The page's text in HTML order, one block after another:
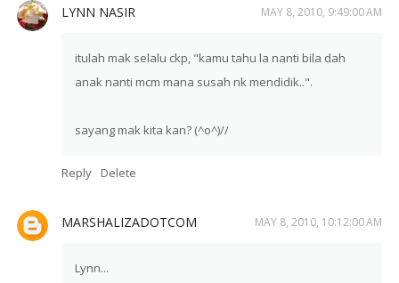
LYNN NASIR MAY 8, 2010, 9:49:00 AM
itulah mak selalu ckp, "kamu tahu la nanti bila dah
anak nanti mcm mana susah nk mendidik..".
sayang mak kita kan? (^o^)//
Reply Delete
MARSHALIZADOTCOM MAY 8, 2010, 10:12:00 AM
Lynn...